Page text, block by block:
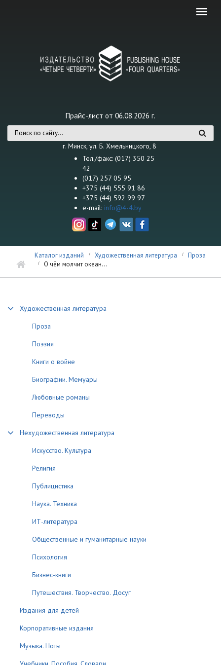
Прайс-лист от 06.08.2026 г.
Форма поискаг. Минск, ул. Б. Хмельницкого, 8
Тел./факс: (017) 350 25
42
(017) 257 05 95
+375 (44) 555 91 86
+375 (44) 592 99 97
e-mail: info@4-4.by
Каталог изданий Художественная литература
Проза
О чём молчит океан...
Художественная литература
Проза
Поэзия
Книги о войне
Биографии. Мемуары
Любовные романы
Переводы
Нехудожественная литература
Искусство. Культура
Религия
Публицистика
Наука. Техника
ИТ-литература
Общественные и гуманитарные науки
Психология
Бизнес-книги
Путешествия. Творчество. Досуг
Издания для детей
Корпоративные издания
Музыка. Ноты